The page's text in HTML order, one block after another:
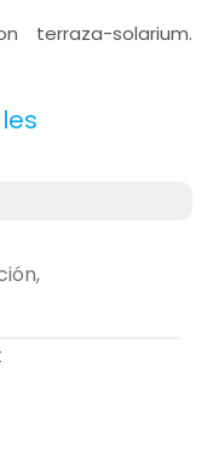
terraza-solarium.